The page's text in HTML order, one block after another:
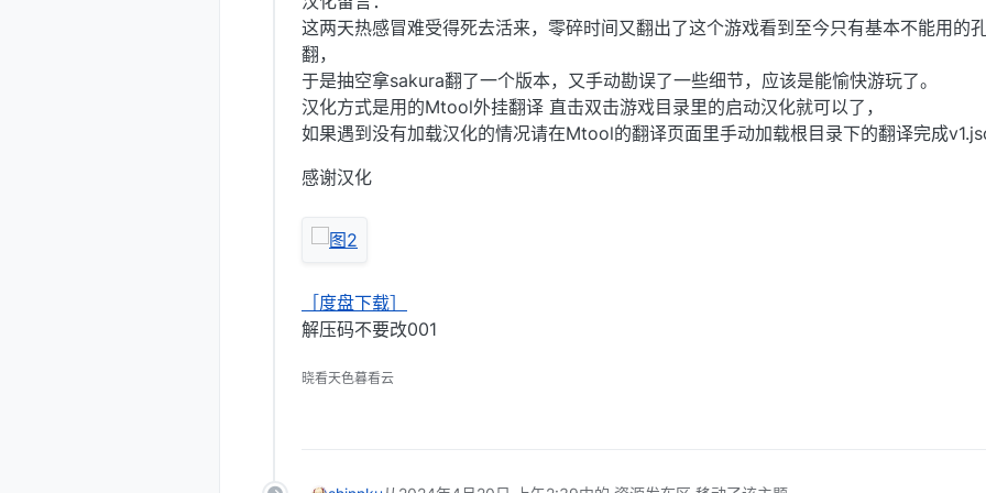
这两天热感冒难受得死去活来，零碎时间又翻出了这个游戏看到至今只有基本不能用的
翻，
于是抽空拿sakura翻了一个版本，又手动勘误了一些细节，应该是能愉快游玩了。
汉化方式是用的Mtool外挂翻译 直击双击游戏目录里的启动汉化就可以了，
如果遇到没有加载汉化的情况请在Mtool的翻译页面里手动加载根目录下的翻译完成
感谢汉化
［度盘下载］
解压码不要改001
晓看天色暮看云